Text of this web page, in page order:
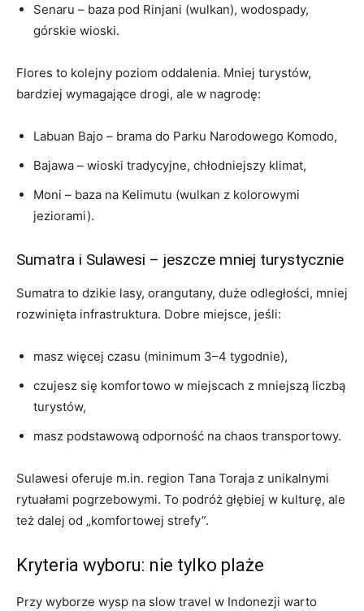
Senaru – baza pod Rinjani (wulkan), wodospady,
górskie wioski.
Flores to kolejny poziom oddalenia. Mniej turystów,
bardziej wymagające drogi, ale w nagrodę:
Labuan Bajo – brama do Parku Narodowego Komodo,
Bajawa – wioski tradycyjne, chłodniejszy klimat,
Moni – baza na Kelimutu (wulkan z kolorowymi
jeziorami).
Sumatra i Sulawesi – jeszcze mniej turystycznie
Sumatra to dzikie lasy, orangutany, duże odległości, mniej
rozwinięta infrastruktura. Dobre miejsce, jeśli:
masz więcej czasu (minimum 3–4 tygodnie),
czujesz się komfortowo w miejscach z mniejszą liczbą
turystów,
masz podstawową odporność na chaos transportowy.
Sulawesi oferuje m.in. region Tana Toraja z unikalnymi
rytuałami pogrzebowymi. To podróż głębiej w kulturę, ale
też dalej od „komfortowej strefy”.
Kryteria wyboru: nie tylko plaże
Przy wyborze wysp na slow travel w Indonezji warto